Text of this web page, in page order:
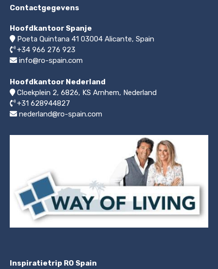
Contactgegevens
Hoofdkantoor Spanje
Poeta Quintana 41 03004 Alicante, Spain
+34 966 276 923
info@ro-spain.com
Hoofdkantoor Nederland
Cloekplein 2, 6826, KS Arnhem, Nederland
+31 628944827
nederland@ro-spain.com
Inspiratietrip RO Spain